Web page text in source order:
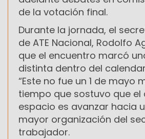
de la votación final.
Durante la jornada, el
de ATE Nacional, Rodolfo
que el encuentro marcó
distinta dentro del
“Este no fue un 1 de mayo
tiempo que sostuvo que el
espacio es avanzar hacia
mayor organización del
trabajador.